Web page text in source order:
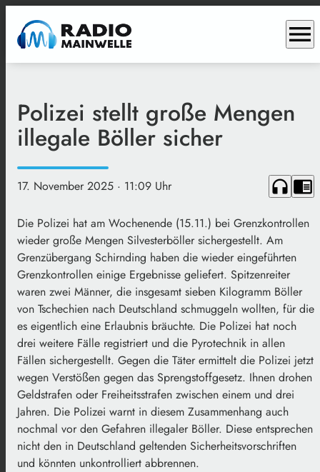
menu
Polizei stellt große Mengen
illegale Böller sicher
17. November 2025 · 11:09 Uhr headphones chrome_reader_mode
Die Polizei hat am Wochenende (15.11.) bei Grenzkontrollen
wieder große Mengen Silvesterböller sichergestellt. Am
Grenzübergang Schirnding haben die wieder eingeführten
Grenzkontrollen einige Ergebnisse geliefert. Spitzenreiter
waren zwei Männer, die insgesamt sieben Kilogramm Böller
von Tschechien nach Deutschland schmuggeln wollten, für die
es eigentlich eine Erlaubnis bräuchte. Die Polizei hat noch
drei weitere Fälle registriert und die Pyrotechnik in allen
Fällen sichergestellt. Gegen die Täter ermittelt die Polizei jetzt
wegen Verstößen gegen das Sprengstoffgesetz. Ihnen drohen
Geldstrafen oder Freiheitsstrafen zwischen einem und drei
Jahren. Die Polizei warnt in diesem Zusammenhang auch
nochmal vor den Gefahren illegaler Böller. Diese entsprechen
nicht den in Deutschland geltenden Sicherheitsvorschriften
und könnten unkontrolliert abbrennen.